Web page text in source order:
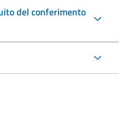
del conferimento